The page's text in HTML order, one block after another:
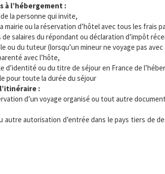
l’hébergement :
la personne qui invite,
ou la réservation d’hôtel avec tous les frais
salaires du répondant ou déclaration d’impôt
ou du tuteur (lorsqu’un mineur ne voyage pas
avec l’hôte,
d’identité ou du titre de séjour en France de
pour toute la durée du séjour
:
d’un voyage organisé ou tout autre
autre autorisation d’entrée dans le pays tiers de